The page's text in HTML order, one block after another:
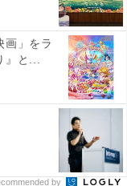
い信念、「じゃ
を持つ力強さは
実」を言い訳に
声を上げ続ける
います。
でうまれた組
画」をラ
と...
by